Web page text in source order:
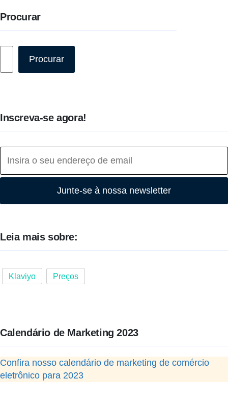
Procurar
Procurar
Inscreva-se agora!
Junte-se à nossa newsletter
Leia mais sobre:
Klaviyo Preços
Calendário de Marketing 2023
Confira nosso calendário de marketing de comércio
eletrônico para 2023